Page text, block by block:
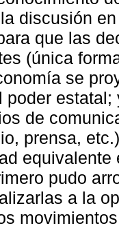
discusión
que las
(única
se
poder
de
prensa,
pudo
a la